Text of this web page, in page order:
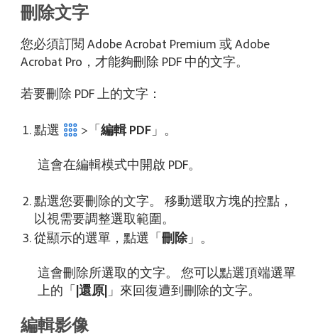
刪除文字
您必須訂閱 Adobe Acrobat Premium 或 Adobe
Acrobat Pro，才能夠刪除 PDF 中的文字。
若要刪除 PDF 上的文字：
點選 >「編輯 PDF 」。
這會在編輯模式中開啟 PDF。
點選您要刪除的文字。 移動選取方塊的控點，
以視需要調整選取範圍。
從顯示的選單，點選「刪除」。
這會刪除所選取的文字。 您可以點選頂端選單
上的「|還原| 」來回復遭到刪除的文字。
編輯影像